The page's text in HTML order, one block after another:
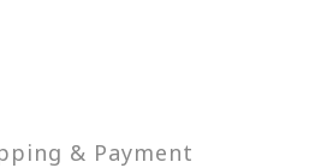
& Payment